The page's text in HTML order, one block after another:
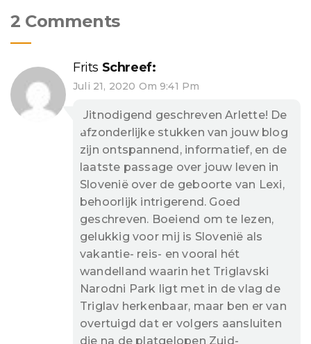
2 Comments
Frits Schreef:
Juli 21, 2020 Om 9:41 Pm
Uitnodigend geschreven Arlette! De
afzonderlijke stukken van jouw blog
zijn ontspannend, informatief, en de
laatste passage over jouw leven in
Slovenië over de geboorte van Lexi,
behoorlijk intrigerend. Goed
geschreven. Boeiend om te lezen,
gelukkig voor mij is Slovenië als
vakantie- reis- en vooral hét
wandelland waarin het Triglavski
Narodni Park ligt met in de vlag de
Triglav herkenbaar, maar ben er van
overtuigd dat er volgers aansluiten
die na de platgelopen Zuid-